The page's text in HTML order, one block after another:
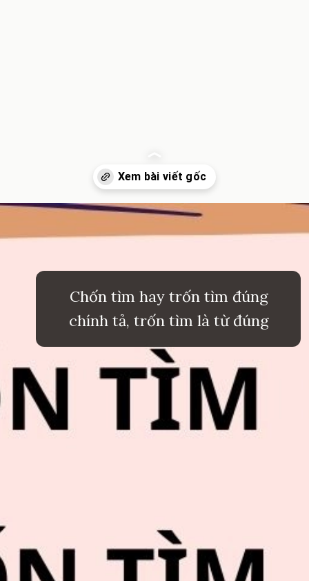
Chốn tìm hay trốn tìm đúng
chính tả, trốn tìm là từ đúng